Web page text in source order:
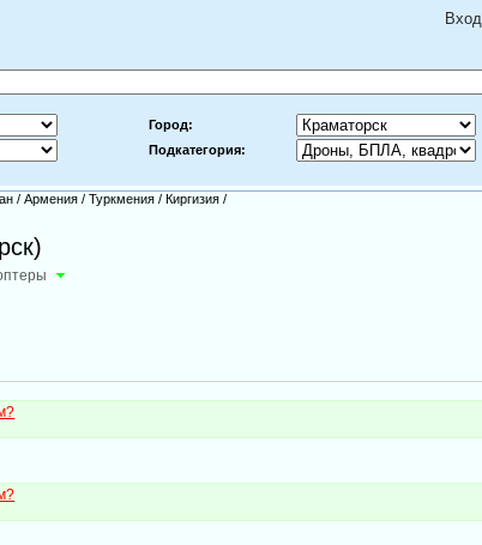
Город:
Подкатегория:
/ Армения / Туркмения / Киргизия /